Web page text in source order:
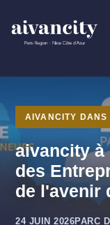
AIVANCITY DANS
aivancity à
des
de l'avenir
24 JUIN 2026PARC